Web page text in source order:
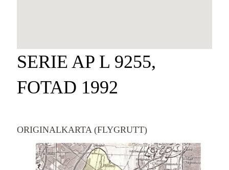
SERIE AP L 9255,
FOTAD 1992
ORIGINALKARTA (FLYGRUTT)